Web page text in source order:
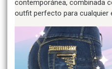
contemporánea, combinada
outfit perfecto para cualquier